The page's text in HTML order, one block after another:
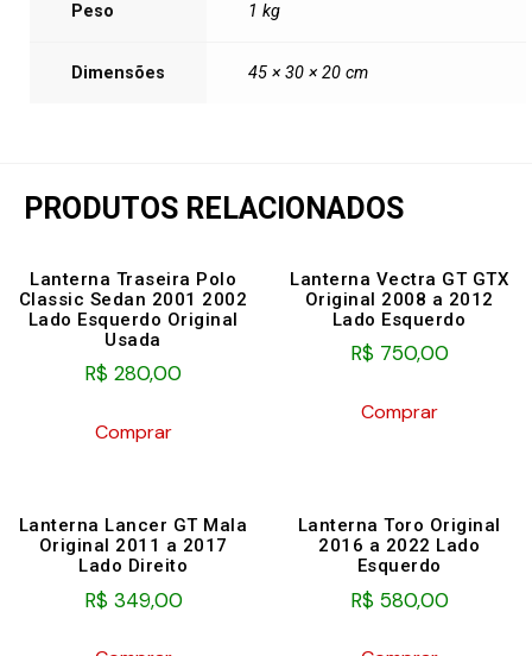
Peso 1 kg
Dimensões 45 × 30 × 20 cm
PRODUTOS RELACIONADOS
Lanterna Traseira Polo
Classic Sedan 2001 2002
Lado Esquerdo Original
Usada
R$ 280,00
Comprar
Lanterna Vectra GT GTX
Original 2008 a 2012
Lado Esquerdo
R$750,00
Comprar
Lanterna Lancer GT Mala
Original 2011 a 2017
Lado Direito
R$349,00
Lanterna Toro Original
2016 a 2022 Lado
Esquerdo
R$580,00